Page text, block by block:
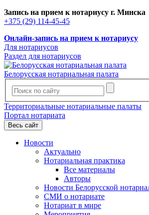
Запись на прием к нотариусу г. Минска
+375 (29) 114-45-45
Онлайн-запись на прием к нотариусу
Для нотариусов
Раздел для нотариусов
Белорусская нотариальная палата
Территориальные нотариальные палаты
Портал нотариата
Весь сайт
Новости
Актуально
Нотариальная практика
Все материалы
Авторы
Новости Белорусской
СМИ о нотариате
Нотариат в мире